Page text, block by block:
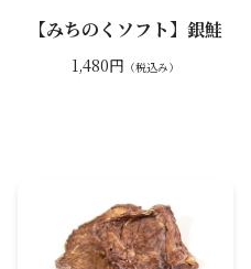
【みちのくソフト】銀鮭
1,480円 （税込み）